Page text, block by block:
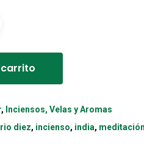
, Inciensos, Velas y Aromas
diez, incienso, india, meditación